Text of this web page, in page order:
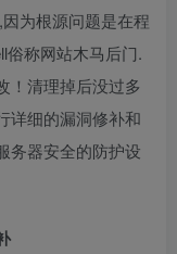
为根源问题是在程
俗称网站木马后门.
！清理掉后没过多
详细的漏洞修补和
务器安全的防护设